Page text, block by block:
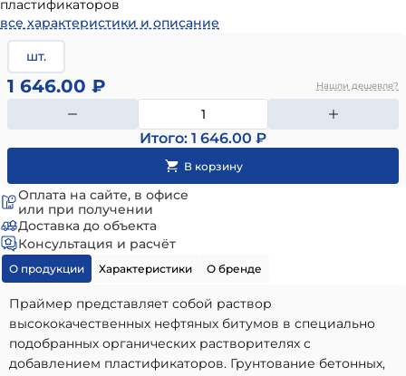
пластификаторов
все характеристики и описание
шт.
1 646.00 ₽ Нашли дешевле?
Итого: 1 646.00 ₽
Оплата на сайте, в офисе
или при получении
Доставка до объекта
Консультация и расчёт
О продукции Характеристики О бренде
Праймер представляет собой раствор
высококачественных нефтяных битумов в специально
подобранных органических растворителях с
добавлением пластификаторов. Грунтование бетонных,